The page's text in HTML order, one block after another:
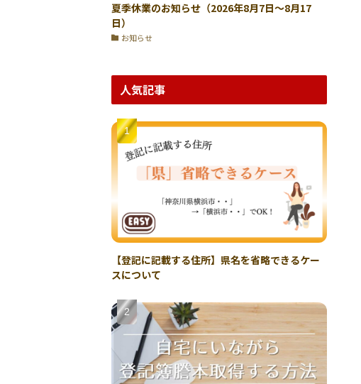
夏季休業のお知らせ（2026年8月7日〜8月17
日）
お知らせ
人気記事
【登記に記載する住所】県名を省略できるケー
スについて